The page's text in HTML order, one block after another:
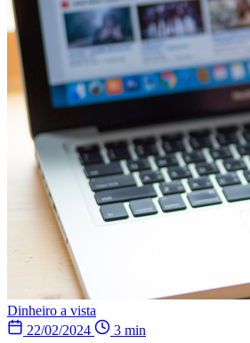
Dinheiro a vista
22/02/2024
3 min